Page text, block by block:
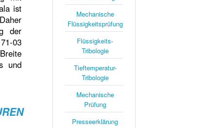
ist
der
03
und
Mechanische
Flüssigkeitsprüfung
Flüssigkeits-
Tribologie
Tieftemperatur-
Tribologie
Mechanische
Prüfung
Presseerklärung